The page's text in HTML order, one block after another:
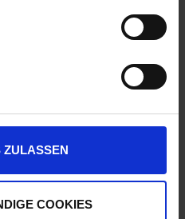
ZULASSEN
COOKIES
Die Direktsaat
direkt in den
jede Art einer
einer späten Ernte
zu lassen. Gleichzeitig
minimiert. Gerade wenn
dem Dreschen erfolgt, kann